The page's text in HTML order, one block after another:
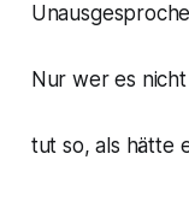
Nur wer es
tut so, als hätte